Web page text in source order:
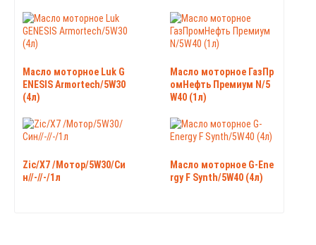
Масло моторное Luk G
ENESIS Armortech/5W30
(4л)
Масло моторное ГазПр
омНефть Премиум N/5
W40 (1л)
Zic/X7 /Мотор/5W30/Си
н//-//-/1л
Масло моторное G-Ene
rgy F Synth/5W40 (4л)